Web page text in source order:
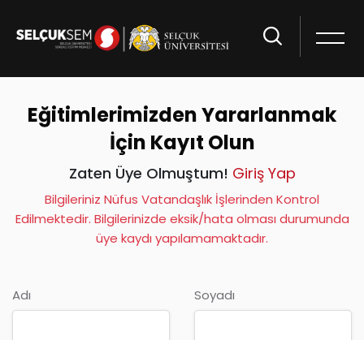
Eğitimlerimizden Yararlanmak
İçin Kayıt Olun
Zaten Üye Olmuştum! Giriş Yap
Bilgileriniz Nüfus Vatandaşlık İşlerinden Kontrol
Edilmektedir. Bilgilerinizde eksik/hata olması durumunda
üye kaydı yapılamamaktadır.
Adı Soyadı